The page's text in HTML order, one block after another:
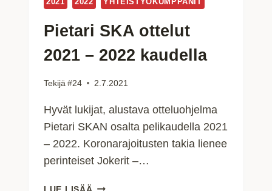
2021 2022 YHTEISTYÖKUMPPANIT
Pietari SKA ottelut
2021 – 2022 kaudella
Tekijä #24 2.7.2021
Hyvät lukijat, alustava otteluohjelma
Pietari SKAN osalta pelikaudella 2021
– 2022. Koronarajoitusten takia lienee
perinteiset Jokerit –…
PIETARI